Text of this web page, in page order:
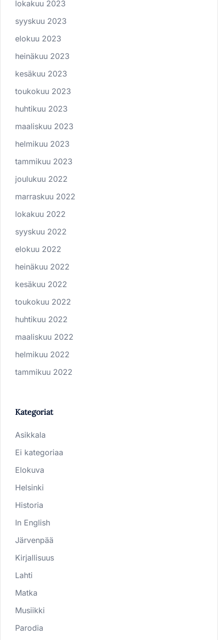
lokakuu 2023
syyskuu 2023
elokuu 2023
heinäkuu 2023
kesäkuu 2023
toukokuu 2023
huhtikuu 2023
maaliskuu 2023
helmikuu 2023
tammikuu 2023
joulukuu 2022
marraskuu 2022
lokakuu 2022
syyskuu 2022
elokuu 2022
heinäkuu 2022
kesäkuu 2022
toukokuu 2022
huhtikuu 2022
maaliskuu 2022
helmikuu 2022
tammikuu 2022
Kategoriat
Asikkala
Ei kategoriaa
Elokuva
Helsinki
Historia
In English
Järvenpää
Kirjallisuus
Lahti
Matka
Musiikki
Parodia